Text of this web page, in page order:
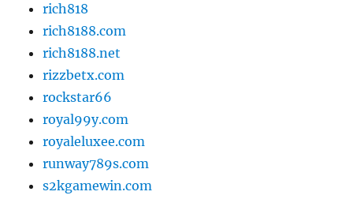
rich818
rich8188.com
rich8188.net
rizzbetx.com
rockstar66
royal99y.com
royaleluxee.com
runway789s.com
s2kgamewin.com